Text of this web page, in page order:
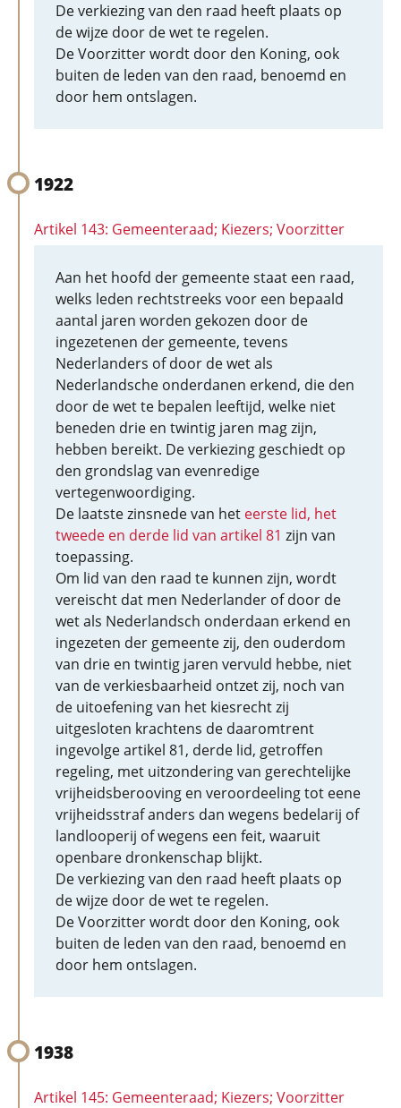
De verkiezing van den raad heeft plaats op
de wijze door de wet te regelen.
De Voorzitter wordt door den Koning, ook
buiten de leden van den raad, benoemd en
door hem ontslagen.
1922
Artikel 143: Gemeenteraad; Kiezers; Voorzitter
Aan het hoofd der gemeente staat een raad,
welks leden rechtstreeks voor een bepaald
aantal jaren worden gekozen door de
ingezetenen der gemeente, tevens
Nederlanders of door de wet als
Nederlandsche onderdanen erkend, die den
door de wet te bepalen leeftijd, welke niet
beneden drie en twintig jaren mag zijn,
hebben bereikt. De verkiezing geschiedt op
den grondslag van evenredige
vertegenwoordiging.
De laatste zinsnede van het eerste lid, het
tweede en derde lid van artikel 81 zijn van
toepassing.
Om lid van den raad te kunnen zijn, wordt
vereischt dat men Nederlander of door de
wet als Nederlandsch onderdaan erkend en
ingezeten der gemeente zij, den ouderdom
van drie en twintig jaren vervuld hebbe, niet
van de verkiesbaarheid ontzet zij, noch van
de uitoefening van het kiesrecht zij
uitgesloten krachtens de daaromtrent
ingevolge artikel 81, derde lid, getroffen
regeling, met uitzondering van gerechtelijke
vrijheidsberooving en veroordeeling tot eene
vrijheidsstraf anders dan wegens bedelarij of
landlooperij of wegens een feit, waaruit
openbare dronkenschap blijkt.
De verkiezing van den raad heeft plaats op
de wijze door de wet te regelen.
De Voorzitter wordt door den Koning, ook
buiten de leden van den raad, benoemd en
door hem ontslagen.
1938
Artikel 145: Gemeenteraad; Kiezers; Voorzitter